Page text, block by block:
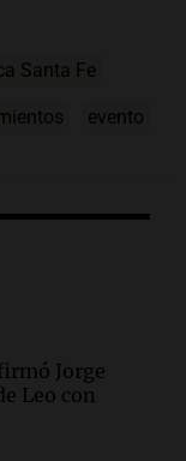
Santa Fe
evento
Jorge
Leo con